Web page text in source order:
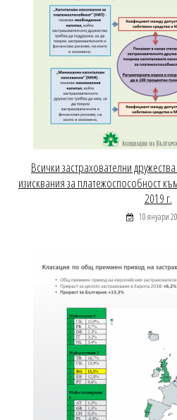
Всички застрахователни
изисквания за платежоспособност
2019 г.
10 януари